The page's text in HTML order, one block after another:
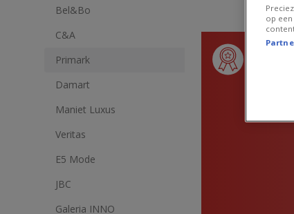
Bel&Bo
C&A
Primark
Damart
Maniet Luxus
Veritas
E5 Mode
JBC
Galeria INNO
op